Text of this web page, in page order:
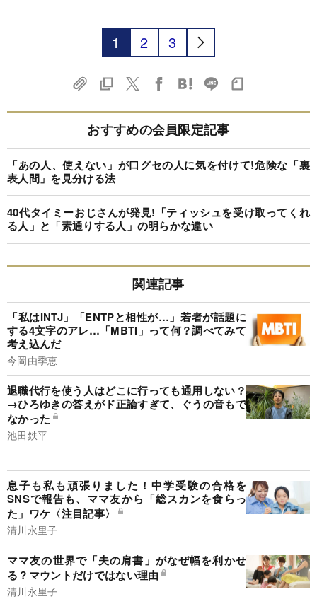
1 2 3
おすすめの会員限定記事
「あの人、使えない」が口グセの人に気を付けて!危険な「裏
表人間」を見分ける法
40代タイミーおじさんが発見!「ティッシュを受け取ってくれ
る人」と「素通りする人」の明らかな違い
関連記事
「私はINTJ」「ENTPと相性が…」若者が話題に
する4文字のアレ…「MBTI」って何？調べてみて
考え込んだ
今岡由季恵
退職代行を使う人はどこに行っても通用しない？
→ひろゆきの答えがド正論すぎて、ぐうの音もで
なかった
池田鉄平
息子も私も頑張りました！中学受験の合格を
SNSで報告も、ママ友から「総スカンを食らっ
た」ワケ〈注目記事〉
清川永里子
ママ友の世界で「夫の肩書」がなぜ幅を利かせ
る？マウントだけではない理由
清川永里子